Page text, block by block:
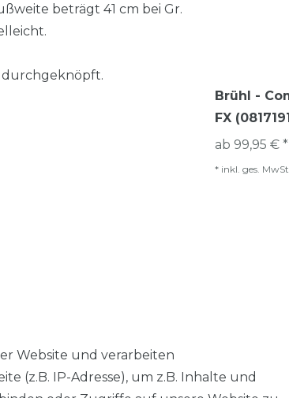
beträgt 41 cm bei Gr.
durchgeknöpft.
Brühl -
FX
ab 99,95 € *
* inkl. ges. MwSt.
Website und verarbeiten
(z.B. IP-Adresse), um z.B. Inhalte und